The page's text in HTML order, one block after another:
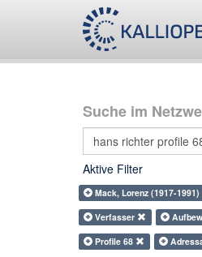
Suche im
Aktive Filter
Mack, Lorenz (1917-1991)
Verfasser
Profile 68